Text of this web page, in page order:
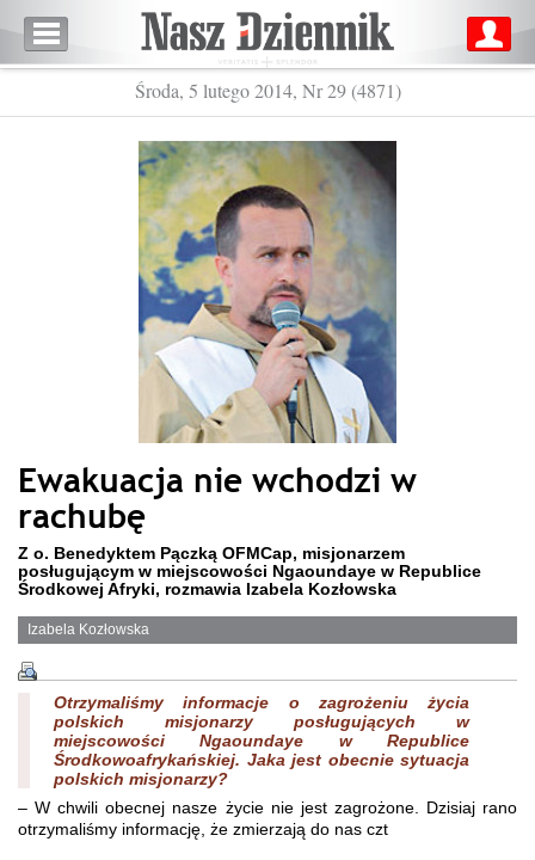
Środa, 5 lutego 2014, Nr 29 (4871)
Ewakuacja nie wchodzi w
rachubę
Z o. Benedyktem Pączką OFMCap, misjonarzem
posługującym w miejscowości Ngaoundaye w Republice
Środkowej Afryki, rozmawia Izabela Kozłowska
Izabela Kozłowska
Otrzymaliśmy informacje o zagrożeniu życia
polskich misjonarzy posługujących w
miejscowości Ngaoundaye w Republice
Środkowoafrykańskiej. Jaka jest obecnie sytuacja
polskich misjonarzy?
– W chwili obecnej nasze życie nie jest zagrożone. Dzisiaj rano
otrzymaliśmy informację, że zmierzają do nas czt